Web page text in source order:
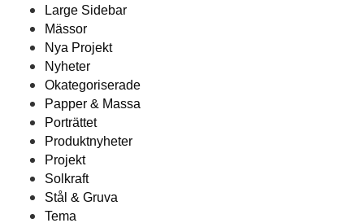
Large Sidebar
Mässor
Nya Projekt
Nyheter
Okategoriserade
Papper & Massa
Porträttet
Produktnyheter
Projekt
Solkraft
Stål & Gruva
Tema